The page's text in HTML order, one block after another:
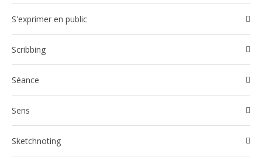
S'exprimer en public
Scribbing
Séance
Sens
Sketchnoting